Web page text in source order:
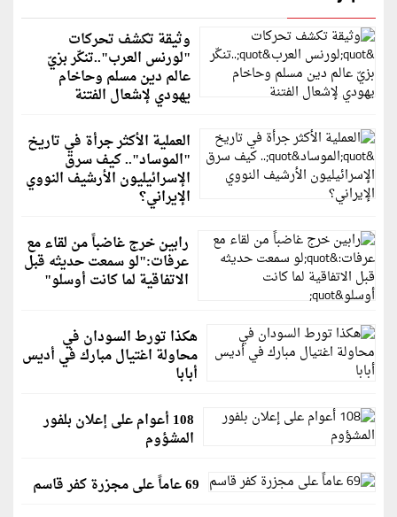
وثيقة تكشف تحركات
"لورنس العرب"..تنكّر بزيّ
عالم دين مسلم وحاخام
يهودي لإشعال الفتنة
العملية الأكثر جرأة في تاريخ
"الموساد".. كيف سرق
الإسرائيليون الأرشيف النووي
الإيراني؟
رابين خرج غاضباً من لقاء مع
عرفات:"لو سمعت حديثه قبل
الاتفاقية لما كانت أوسلو"
هكذا تورط السودان في
محاولة اغتيال مبارك في أديس
أبابا
108 أعوام على إعلان بلفور
المشؤوم
69 عاماً على مجزرة كفر قاسم